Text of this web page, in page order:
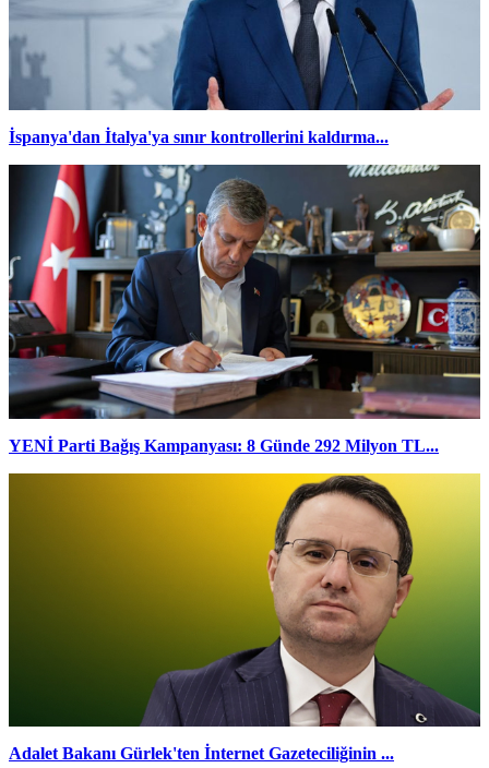
İspanya'dan İtalya'ya sınır kontrollerini kaldırma...
YENİ Parti Bağış Kampanyası: 8 Günde 292 Milyon TL...
Adalet Bakanı Gürlek'ten İnternet Gazeteciliğinin ...